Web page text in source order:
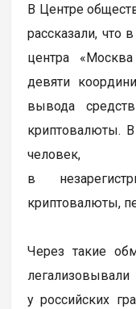
В Центре
рассказали, что
центра
девяти
вывода
криптовалюты.
человек,
в
криптовалюты,
Через такие
у российских